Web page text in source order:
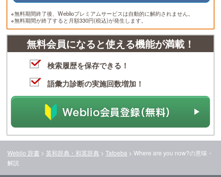
※無料期間終了後、Weblioプレミアムサービスは自動的に解約されません。
※無料期間が終了すると月額330円(税込)が発生します。
無料会員になると使える機能が満載！
検索履歴を保存できる！
語彙力診断の実施回数増加！
Weblio 辞書 > 英和辞典・和英辞典 > Tatoeba > Where are you now?の意味・
解説